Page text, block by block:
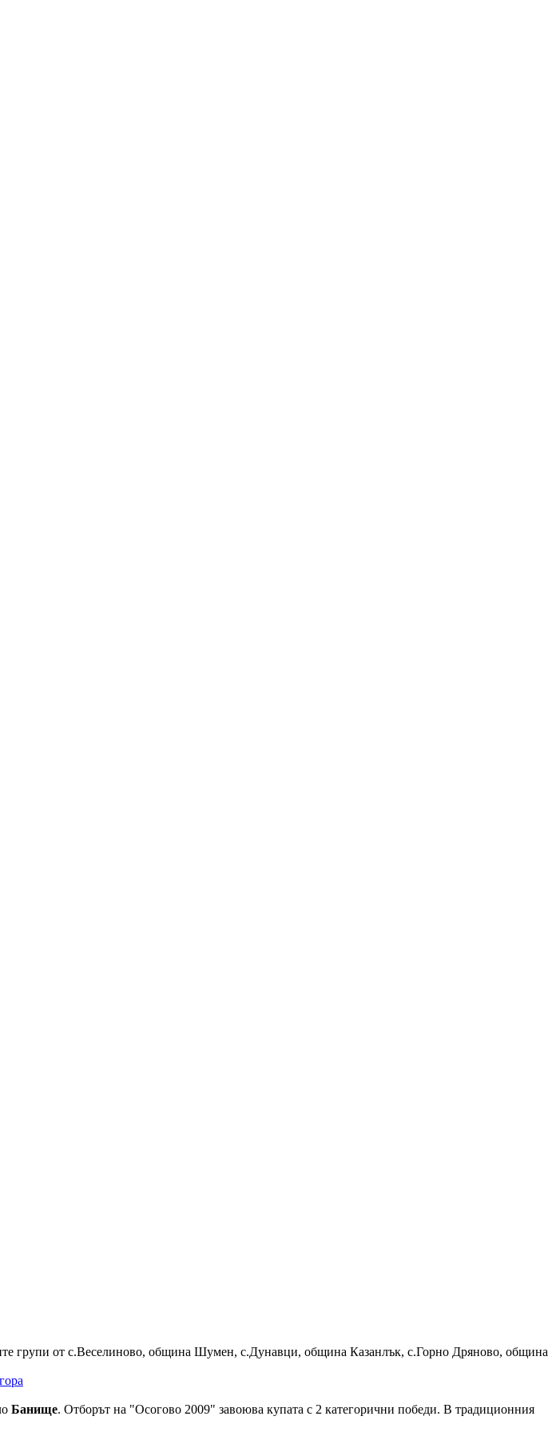
групи от с.Веселиново, община Шумен, с.Дунавци, община Казанлък, с.Горно Дряново, община
Банище. Отборът на "Осогово 2009" завоюва купата с 2 категорични победи. В традиционния